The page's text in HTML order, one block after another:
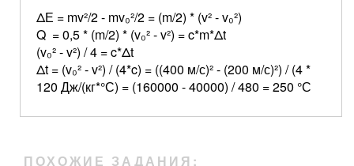
ΔЕ = mv²/2 - mv₀²/2 = (m/2) * (v² - v₀²)
Q = 0,5 * (m/2) * (v₀² - v²) = c*m*Δt
(v₀² - v²) / 4 = c*Δt
Δt = (v₀² - v²) / (4*c) = ((400 м/с)² - (200 м/с)²) / (4 *
120 Дж/(кг*°С) = (160000 - 40000) / 480 = 250 °С
ПОХОЖИЕ ЗАДАНИЯ: